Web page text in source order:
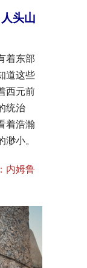
头山
着东部
道这些
西元前
统治
着浩瀚
小。
内姆鲁